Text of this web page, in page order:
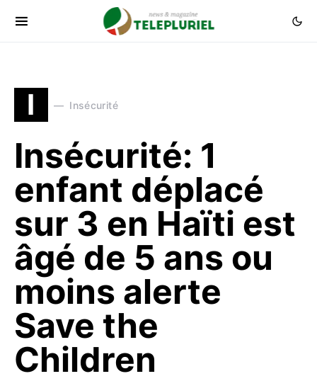
I Insécurité
Insécurité: 1
enfant déplacé
sur 3 en Haïti est
âgé de 5 ans ou
moins alerte
Save the
Children